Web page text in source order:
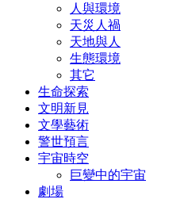
人與環境
天災人禍
天地與人
生態環境
其它
生命探索
文明新見
文學藝術
警世預言
宇宙時空
巨變中的宇宙
劇場